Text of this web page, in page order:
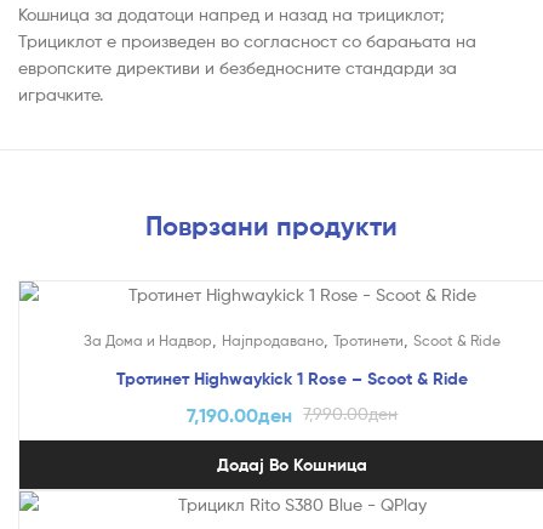
Кошница за додатоци напред и назад на трициклот;
Трициклот е произведен во согласност со барањата на
европските директиви и безбедносните стандарди за
играчките.
Поврзани продукти
За Дома и Надвор Најпродавано Тротинети Scoot & Ride
Тротинет Highwaykick 1 Rose – Scoot & Ride
7,990.00ден
7,190.00ден
Додај Во Кошница